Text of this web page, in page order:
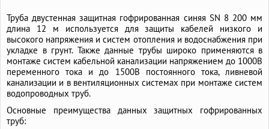
Труба двустенная защитная гофрированная синяя SN 8 200 мм
длина 12 м используется для защиты кабелей низкого и
высокого напряжения и систем отопления и водоснабжения при
укладке в грунт. Также данные трубы широко применяются в
монтаже систем кабельной канализации напряжением до 1000В
переменного тока и до 1500В постоянного тока, ливневой
канализации и в вентиляционных системах при монтаже систем
водопроводных труб.
Основные преимущества данных защитных гофрированных
труб: